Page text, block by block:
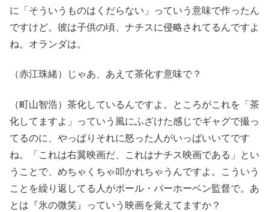
に「そういうものはくだらない」っていう意味で作ったん
ですけど。彼は子供の頃、ナチスに侵略されてるんですよ
ね。オランダは。
（赤江珠緒）じゃあ、あえて茶化す意味で？
（町山智浩）茶化しているんですよ。ところがこれを「茶
化してますよ」っていう風にふざけた感じでギャグで撮っ
てるのに、やっぱりそれに怒った人がいっぱいいてです
ね。「これは右翼映画だ、これはナチス映画である」とい
うことで、めちゃくちゃ叩かれちゃうんですよ。こういう
ことを繰り返してる人がポール・バーホーベン監督で。あ
とは『氷の微笑』っていう映画を覚えてますか？